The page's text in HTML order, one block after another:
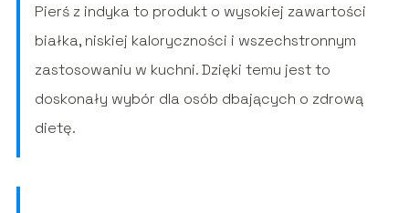
Pierś z indyka to produkt o wysokiej zawartości
białka, niskiej kaloryczności i wszechstronnym
zastosowaniu w kuchni. Dzięki temu jest to
doskonały wybór dla osób dbających o zdrową
dietę.